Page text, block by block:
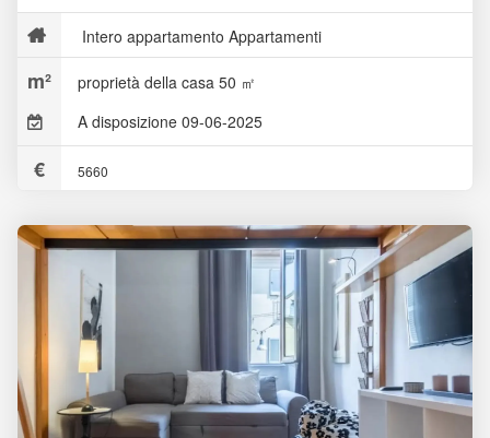
Intero appartamento Appartamenti
proprietà della casa 50 ㎡
A disposizione 09-06-2025
5660